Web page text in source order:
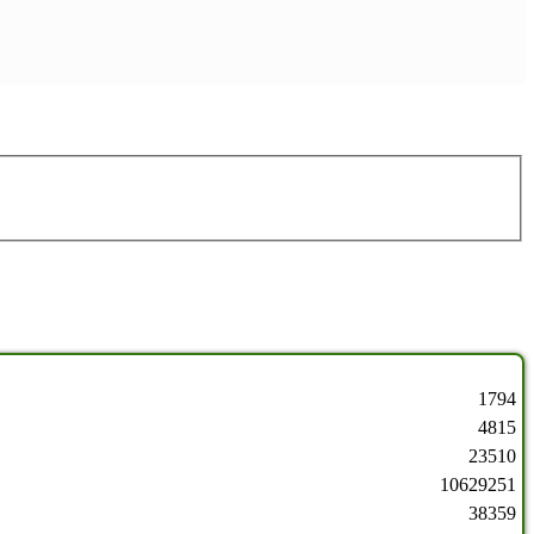
1794
4815
23510
10629251
38359